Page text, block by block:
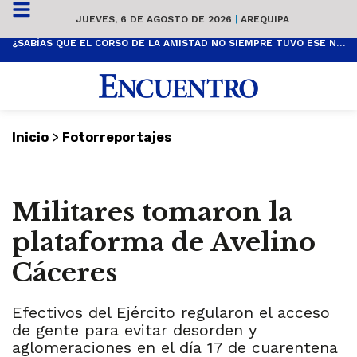
JUEVES, 6 DE AGOSTO DE 2026 | AREQUIPA
¿SABÍAS QUE EL CORSO DE LA AMISTAD NO SIEMPRE TUVO ESE NOMBRE? ESTA ES SU HISTORIA
Inicio > Fotorreportajes
Militares tomaron la
plataforma de Avelino
Cáceres
Efectivos del Ejército regularon el acceso
de gente para evitar desorden y
aglomeraciones en el día 17 de cuarentena